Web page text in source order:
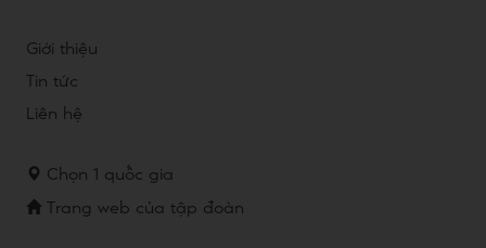
Giới thiệu
Tin tức
Liên hệ
Chọn 1 quốc gia
Trang web của tập đoàn